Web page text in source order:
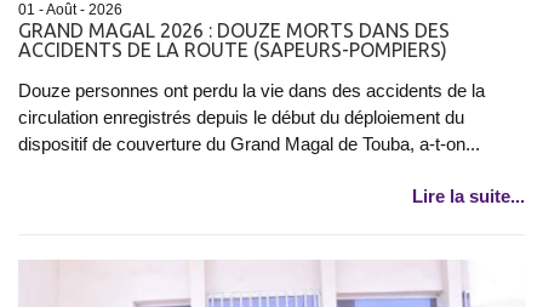
01 - Août - 2026
GRAND MAGAL 2026 : DOUZE MORTS DANS DES
ACCIDENTS DE LA ROUTE (SAPEURS-POMPIERS)
Douze personnes ont perdu la vie dans des accidents de la
circulation enregistrés depuis le début du déploiement du
dispositif de couverture du Grand Magal de Touba, a-t-on...
Lire la suite...